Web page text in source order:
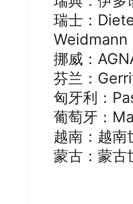
瑞士：
Weidmann
挪威：
芬兰：
匈牙利：
葡萄牙：
越南：越南
蒙古：蒙古